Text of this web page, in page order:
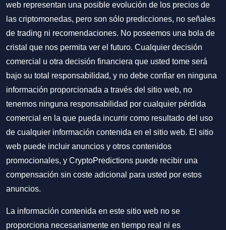
web representan una posible evolución de los precios de
las criptomonedas, pero son sólo predicciones, no señales
de trading ni recomendaciones. No poseemos una bola de
cristal que nos permita ver el futuro. Cualquier decisión
comercial u otra decisión financiera que usted tome será
bajo su total responsabilidad, y no debe confiar en ninguna
información proporcionada a través del sitio web, no
tenemos ninguna responsabilidad por cualquier pérdida
comercial en la que pueda incurrir como resultado del uso
de cualquier información contenida en el sitio web. El sitio
web puede incluir anuncios y otros contenidos
promocionales, y CryptoPredictions puede recibir una
compensación sin coste adicional para usted por estos
anuncios.
La información contenida en este sitio web no se
proporciona necesariamente en tiempo real ni es